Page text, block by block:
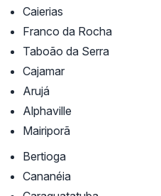
Caierias
Franco da Rocha
Taboão da Serra
Cajamar
Arujá
Alphaville
Mairiporã
Bertioga
Cananéia